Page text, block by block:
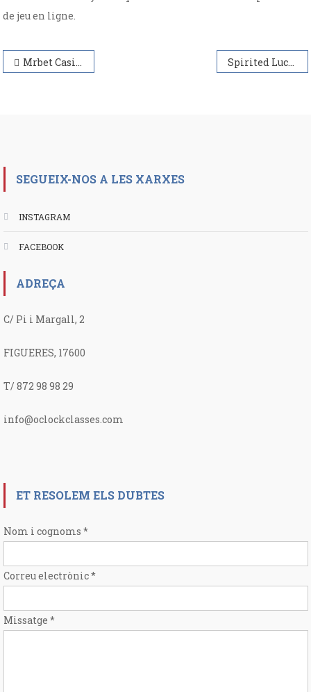
de jeu en ligne.
Navegación
Mrbet Casino Games Variety and Experience Spirited Luck at WinSpirit Casino
SEGUEIX-NOS A LES XARXES
INSTAGRAM
FACEBOOK
ADREÇA
C/ Pi i Margall, 2
FIGUERES, 17600
T/ 872 98 98 29
info@oclockclasses.com
ET RESOLEM ELS DUBTES
Nom i cognoms *
Correu electrònic*
Missatge *